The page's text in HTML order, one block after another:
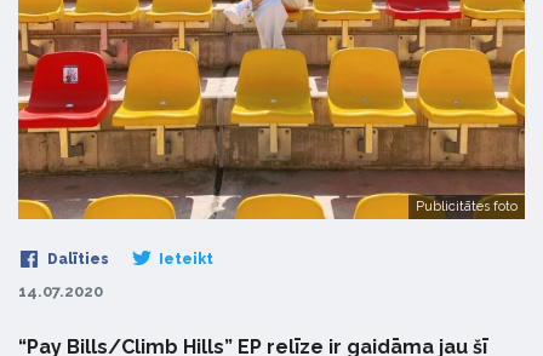
Publicitātes foto
Dalīties Ieteikt
14.07.2020
“Pay Bills/Climb Hills” EP relīze ir gaidāma jau šī